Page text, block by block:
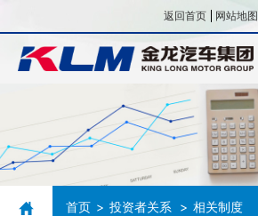
返回首页 网站地图
首页 投资者关系 相关制度